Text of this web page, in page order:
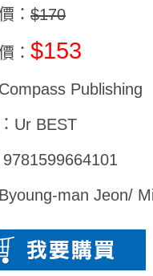
： $170
： $153
Publishing
Ur BEST
man Jeon/